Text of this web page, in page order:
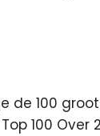
de 100
100 Over